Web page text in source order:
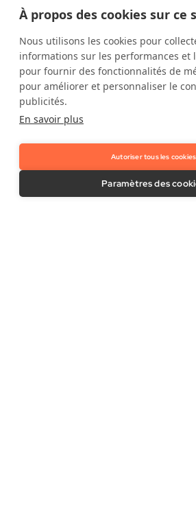
Le vrai visage de la fraude
L'utilisation des eID
Les composants clés du KYC
Glossary - Termes populaires
eIDAS
AMLD6
Fraude par ressemblance
Services de confiance qualifiés
À propos des cookies sur ce
Nous utilisons les cookies pour
informations sur les performances et
pour fournir des fonctionnalités de
pour améliorer et personnaliser le
publicités.
En savoir plus
Autoriser tous les cookies
Paramètres des